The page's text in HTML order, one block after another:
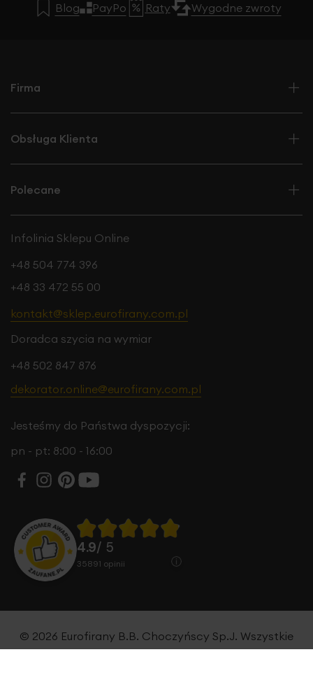
Blog PayPo Raty Wygodne zwroty
Firma
Obsługa Klienta
Polecane
Infolinia Sklepu Online
+48 504 774 396
+48 33 472 55 00
kontakt@sklep.eurofirany.com.pl
Doradca szycia na wymiar
+48 502 847 876
dekorator.online@eurofirany.com.pl
Jesteśmy do Państwa dyspozycji:
pn - pt: 8:00 - 16:00
4.9/ 5
35891 opinii
© 2026 Eurofirany B.B. Choczyńscy Sp.J. Wszystkie
prawa zastrzeżone.